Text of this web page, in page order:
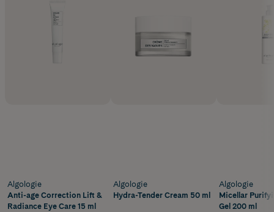
Algologie
Anti-age Correction Lift &
Radiance Eye Care 15 ml
Algologie
Hydra-Tender Cream 50 ml
Algologie
Micellar
Gel 200 ml